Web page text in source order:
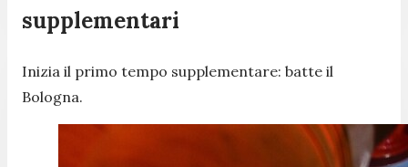
supplementari
Inizia il primo tempo supplementare: batte il
Bologna.